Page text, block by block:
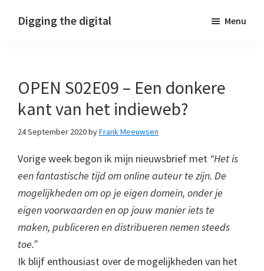
Digging the digital Menu
OPEN S02E09 – Een donkere
kant van het indieweb?
24 September 2020byFrank Meeuwsen
Vorige week begon ik mijn nieuwsbrief met “Het is
een fantastische tijd om online auteur te zijn. De
mogelijkheden om op je eigen domein, onder je
eigen voorwaarden en op jouw manier iets te
maken, publiceren en distribueren nemen steeds
toe.”
Ik blijf enthousiast over de mogelijkheden van het